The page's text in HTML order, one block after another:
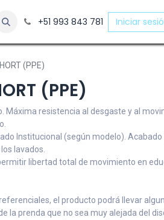
Contáctenos
+51 993 843 781 Iniciar
(PPE)
(PPE)
Máxima resistencia al desgaste y al
Institucional (según modelo).
lavados.
libertad total de movimiento en
el producto podrá llevar
la prenda que no sea muy alejada del